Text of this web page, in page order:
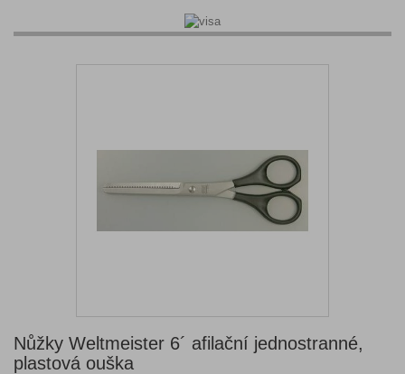
Nůžky Weltmeister 6´ afilační jednostranné,
plastová ouška